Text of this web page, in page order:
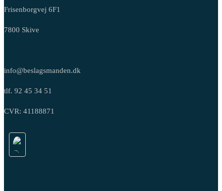
Frisenborgvej 6F1
7800 Skive
info@beslagsmanden.dk
tlf. 92 45 34 51
CVR: 41188871